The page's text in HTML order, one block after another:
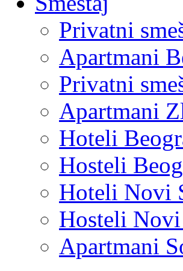
Privatni
Apartmani
Privatni
Apartmani
Hoteli
Hosteli
Hoteli Novi
Hosteli Novi
Apartmani